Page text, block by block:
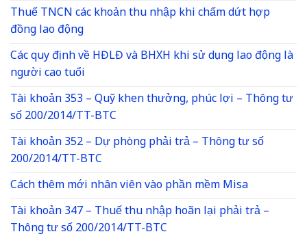
Thuế TNCN các khoản thu nhập khi chấm dứt hợp
đồng lao động
Các quy định về HĐLĐ và BHXH khi sử dụng lao động là
người cao tuổi
Tài khoản 353 – Quỹ khen thưởng, phúc lợi – Thông tư
số 200/2014/TT-BTC
Tài khoản 352 – Dự phòng phải trả – Thông tư số
200/2014/TT-BTC
Cách thêm mới nhân viên vào phần mềm Misa
Tài khoản 347 – Thuế thu nhập hoãn lại phải trả –
Thông tư số 200/2014/TT-BTC